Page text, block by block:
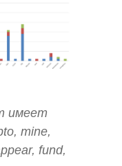
имеет
mine,
fund,